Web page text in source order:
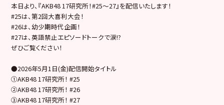
本日より、『AKB48 17研究所！#25〜27』を配信いたします！
#25は、第2回大喜利大会！
#26は、幼少期時代企画！
#27は、英語禁止エピソードトークで涙!?
ぜひご覧ください！
●2026年5月1日(金)配信開始タイトル
①AKB48 17研究所！ #25
②AKB48 17研究所！ #26
③AKB48 17研究所！ #27